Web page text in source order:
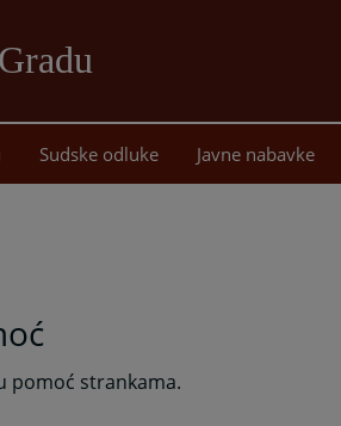
sadržaj
Sudske odluke Javne nabavke
pomoć strankama.